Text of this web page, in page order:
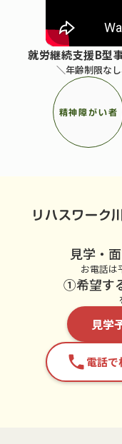
就労継続支援B型
＼年齢制限な
精神障がい者
リハスワー
見学・
①希望す
お電話は
見学
phone電話で